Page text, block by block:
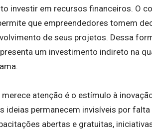
investir em recursos financeiros. O
que empreendedores tomem
de seus projetos. Dessa
um investimento indireto na
atenção é o estímulo à
ideias permanecem invisíveis por
abertas e gratuitas,